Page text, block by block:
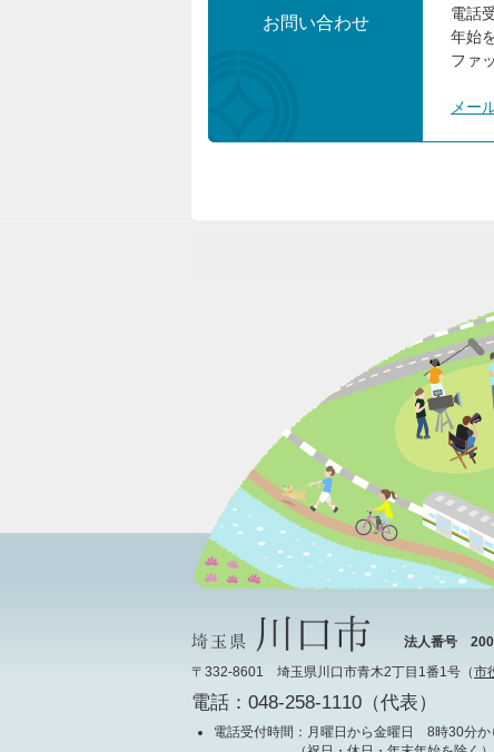
お問い合わせ
電話
年始
ファ
メー
法人番号
〒332-8601 埼玉県川口市青木2丁目1番1号（市
電話：048-258-1110（代表）
電話受付時間 ：月曜日から金曜日 8時30分